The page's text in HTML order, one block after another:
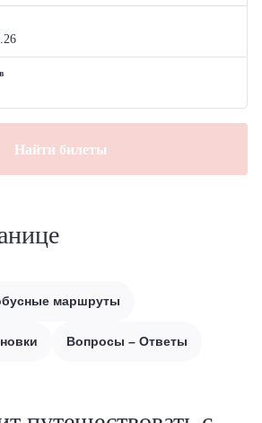
.26
Найти билеты
маршруты
Вопросы – Ответы